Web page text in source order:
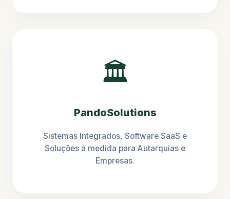
🏛️
PandoSolutions
Sistemas Integrados, Software SaaS e
Soluções à medida para Autarquias e
Empresas.